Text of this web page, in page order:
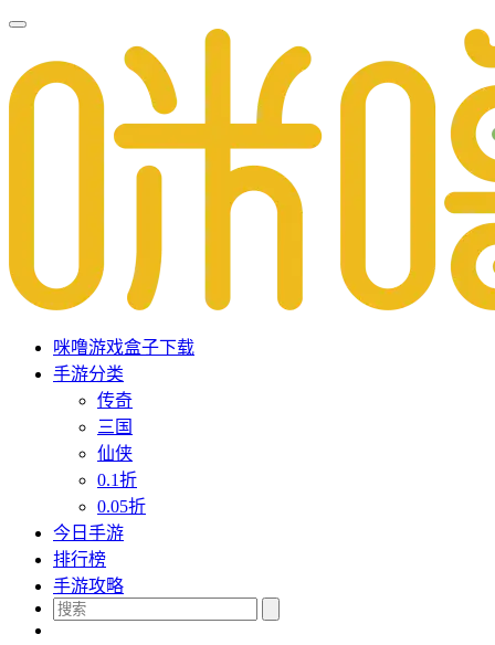
咪噜游戏盒子下载
手游分类
传奇
三国
仙侠
0.1折
0.05折
今日手游
排行榜
手游攻略